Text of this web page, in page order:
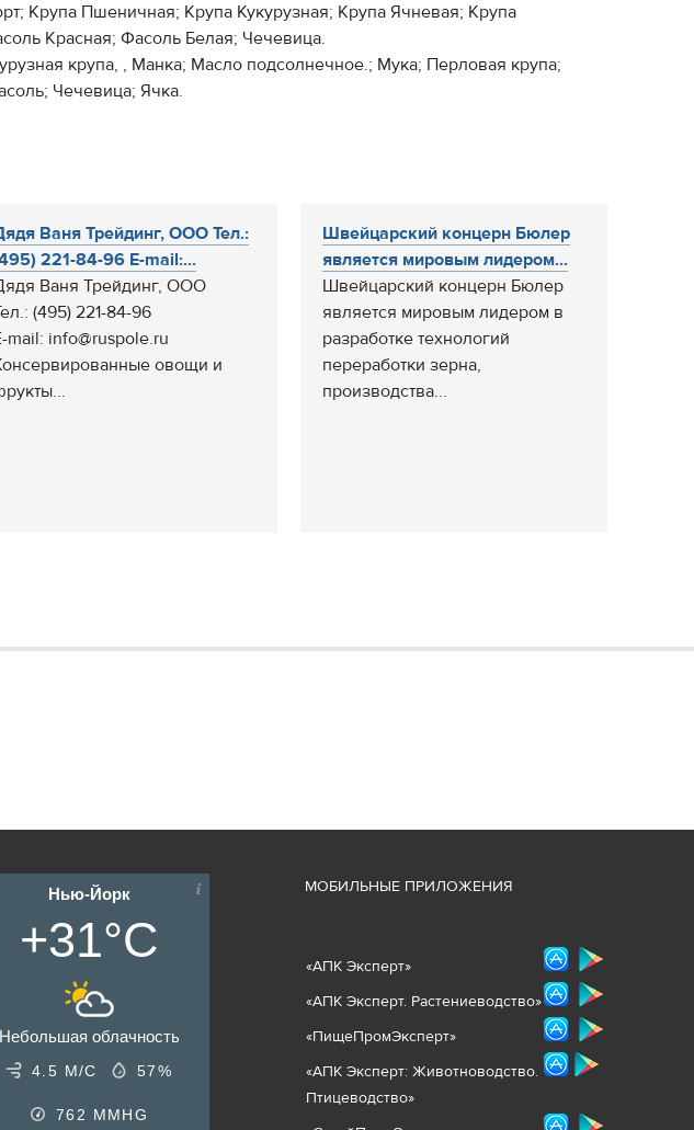
Крупа Пшеничная; Крупа Кукурузная; Крупа Ячневая; Крупа
Красная; Фасоль Белая; Чечевица.
крупа, , Манка; Масло подсолнечное.; Мука; Перловая крупа;
Чечевица; Ячка.
Ваня Трейдинг, ООО Тел.:
221-84-96 E-mail:...
Ваня Трейдинг, ООО
(495) 221-84-96
mail: info@ruspole.ru
овощи и
Швейцарский концерн Бюлер
является мировым лидером...
Швейцарский концерн Бюлер
является мировым лидером в
разработке технологий
переработки зерна,
производства...
Нью-Йорк
+31°C
Небольшая облачность
4.5 М/С 57%
762 MMHG
МОБИЛЬНЫЕ ПРИЛОЖЕНИЯ
«АПК Эксперт»
«АПК Эксперт. Растениеводство»
«ПищеПромЭксперт»
«АПК Эксперт: Животноводство.
Птицеводство»